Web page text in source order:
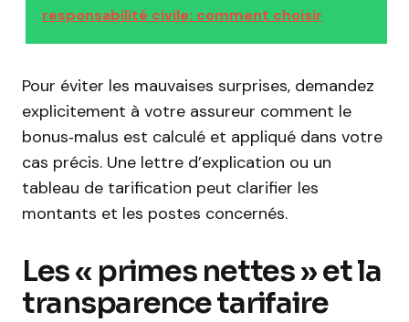
responsabilité civile: comment choisir
Pour éviter les mauvaises surprises, demandez
explicitement à votre assureur comment le
bonus‑malus est calculé et appliqué dans votre
cas précis. Une lettre d’explication ou un
tableau de tarification peut clarifier les
montants et les postes concernés.
Les « primes nettes » et la
transparence tarifaire